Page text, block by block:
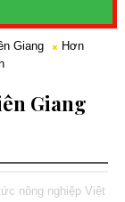
Giang
Hơn
Giang
nông nghiệp Việt